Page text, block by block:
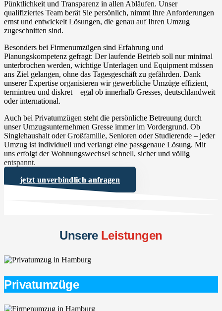
Pünktlichkeit und Transparenz in allen Abläufen. Unser
qualifiziertes Team berät Sie persönlich, nimmt Ihre Anforderungen
ernst und entwickelt Lösungen, die genau auf Ihren Umzug
zugeschnitten sind.
Besonders bei Firmenumzügen sind Erfahrung und
Planungskompetenz gefragt: Der laufende Betrieb soll nur minimal
unterbrochen werden, wichtige Unterlagen und Equipment müssen
ans Ziel gelangen, ohne das Tagesgeschäft zu gefährden. Dank
unserer Expertise organisieren wir gewerbliche Umzüge effizient,
termintreu und diskret – egal ob innerhalb Gresses, deutschlandweit
oder international.
Auch bei Privatumzügen steht die persönliche Betreuung durch
unser Umzugsunternehmen Gresse immer im Vordergrund. Ob
Singlehaushalt oder Großfamilie, Senioren oder Studierende – jeder
Umzug ist individuell und verlangt eine passgenaue Lösung. Mit
uns erfolgt der Wohnungswechsel schnell, sicher und völlig
entspannt.
jetzt unverbindlich anfragen
UnsereLeistungen
Privatumzüge